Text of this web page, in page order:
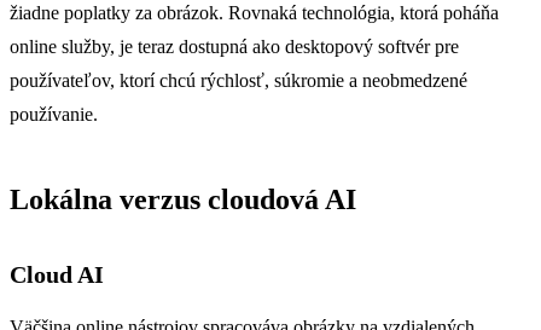
žiadne poplatky za obrázok. Rovnaká technológia, ktorá poháňa
online služby, je teraz dostupná ako desktopový softvér pre
používateľov, ktorí chcú rýchlosť, súkromie a neobmedzené
používanie.
Lokálna verzus cloudová AI
Cloud AI